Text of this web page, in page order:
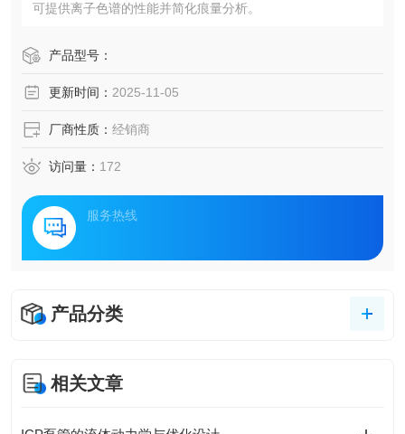
可提供离子色谱的性能并简化痕量分析。
产品型号：
更新时间： 2025-11-05
厂商性质： 经销商
访问量： 172
服务热线
产品分类
相关文章